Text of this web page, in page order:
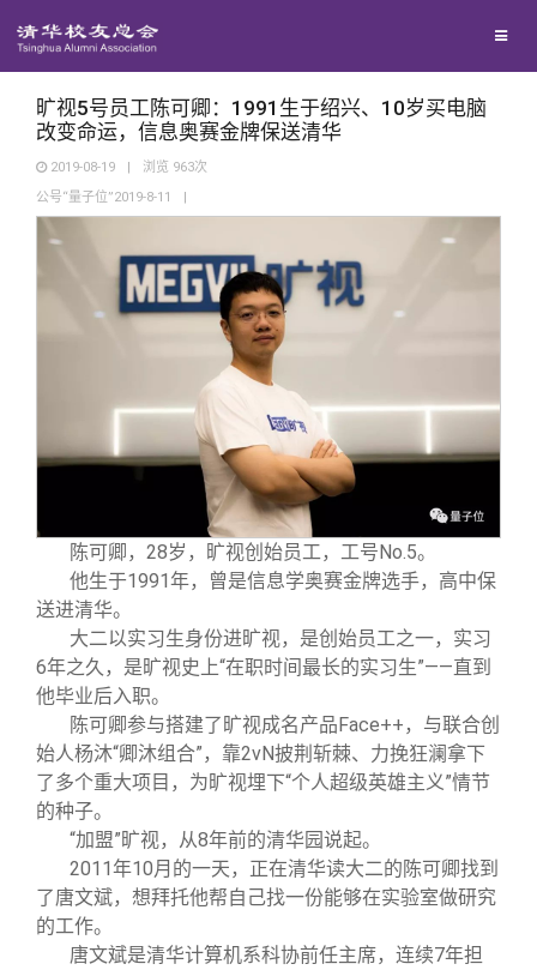
西南联大校友会
义工计划
新媒体平台
青春风采
校友文苑
校友视界
终身学习
信息化服务
校友总会
总会简介
理事会名单
制度法规
联系我们
关闭
旷视5号员工陈可卿：1991生于绍兴、10岁买电脑
改变命运，信息奥赛金牌保送清华
2019-08-19 | 浏览 963次
公号“量子位”2019-8-11
|
陈可卿，28岁，旷视创始员工，工号No.5。
他生于1991年，曾是信息学奥赛金牌选手，高中保
送进清华。
大二以实习生身份进旷视，是创始员工之一，实习
6年之久，是旷视史上“在职时间最长的实习生”——直到
他毕业后入职。
陈可卿参与搭建了旷视成名产品Face++，与联合创
始人杨沐“卿沐组合”，靠2vN披荆斩棘、力挽狂澜拿下
了多个重大项目，为旷视埋下“个人超级英雄主义”情节
的种子。
“加盟”旷视，从8年前的清华园说起。
2011年10月的一天，正在清华读大二的陈可卿找到
了唐文斌，想拜托他帮自己找一份能够在实验室做研究
的工作。
唐文斌是清华计算机系科协前任主席，连续7年担